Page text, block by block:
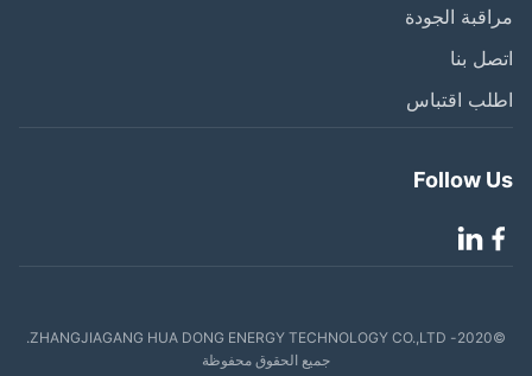
الجودة
بنا
اقتباس
Follow
©2020- ZHANGJIAGANG HUA DONG ENERGY TECHNOLOGY CO.,LTD.
جميع الحقوق محفوظة